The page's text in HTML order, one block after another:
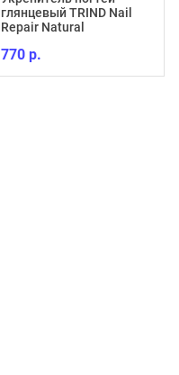
глянцевый TRIND Nail
Repair Natural
770 р.